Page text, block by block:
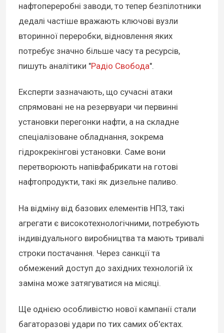
нафтопереробні заводи, то тепер безпілотники
дедалі частіше вражають ключові вузли
вторинної переробки, відновлення яких
потребує значно більше часу та ресурсів,
пишуть аналітики "Радіо Свобода".
Експерти зазначають, що сучасні атаки
спрямовані не на резервуари чи первинні
установки перегонки нафти, а на складне
спеціалізоване обладнання, зокрема
гідрокрекінгові установки. Саме вони
перетворюють напівфабрикати на готові
нафтопродукти, такі як дизельне паливо.
На відміну від базових елементів НПЗ, такі
агрегати є високотехнологічними, потребують
індивідуального виробництва та мають тривалі
строки постачання. Через санкції та
обмежений доступ до західних технологій їх
заміна може затягуватися на місяці.
Ще однією особливістю нової кампанії стали
багаторазові удари по тих самих об'єктах.